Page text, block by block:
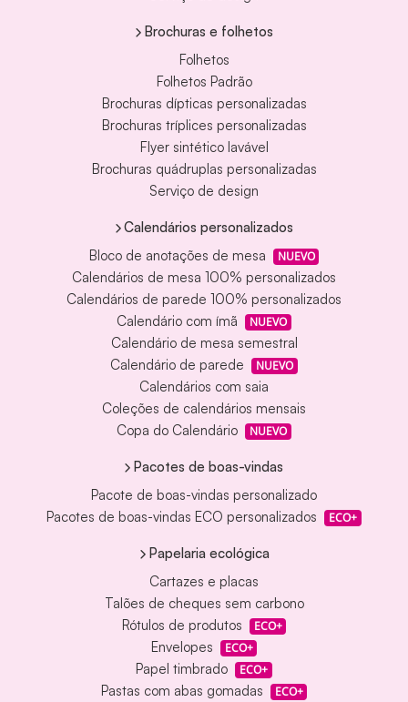
Brochuras e folhetos
Folhetos
Folhetos Padrão
Brochuras dípticas personalizadas
Brochuras tríplices personalizadas
Flyer sintético lavável
Brochuras quádruplas personalizadas
Serviço de design
Calendários personalizados
Bloco de anotações de mesa
NUEVO
Calendários de mesa 100% personalizados
Calendários de parede 100% personalizados
Calendário com ímã
NUEVO
Calendário de mesa semestral
Calendário de parede
NUEVO
Calendários com saia
Coleções de calendários mensais
Copa do Calendário
NUEVO
Pacotes de boas-vindas
Pacote de boas-vindas personalizado
Pacotes de boas-vindas ECO personalizados
ECO+
Papelaria ecológica
Cartazes e placas
Talões de cheques sem carbono
Rótulos de produtos
ECO+
Envelopes ECO+
Papel timbrado ECO+
Pastas com abas gomadas ECO+